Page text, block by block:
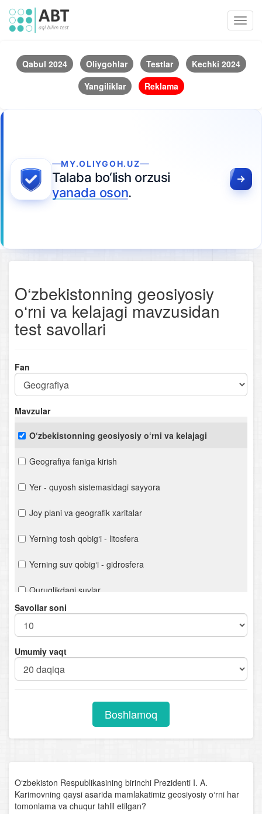
Qabul 2024 Oliygohlar Testlar
Kechki 2024
Yangiliklar
Reklama
MY.OLIYGOH.UZ
Talaba bo‘lish orzusi
yanada oson.
O‘zbekistonning geosiyosiy
o‘rni va kelajagi mavzusidan
test savollari
Fan
Mavzular
O‘zbekistonning geosiyosiy o‘rni va kelajagi
Geografiya faniga kirish
Yer - quyosh sistemasidagi sayyora
Joy plani va geografik xaritalar
Yerning tosh qobig‘i - litosfera
Yerning suv qobig‘i - gidrosfera
Quruqlikdagi suvlar
Yerning havo qobig‘i - atmosfera
Materik va okeanlar tabiiy geografiyasi kursiga kirish.
Geografik qobiq
Okeanlar tabiiy geografiyasi
Materiklar tabiiy geografiyasi. Afrika
Antarktida
Janubiy Amerika
Savollar soni
Umumiy vaqt
Boshlamoq
O‘zbekiston Respublikasining birinchi Prezidenti I. A.
Karimovning qaysi asarida mamlakatimiz geosiyosiy o‘rni har
tomonlama va chuqur tahlil etilgan?